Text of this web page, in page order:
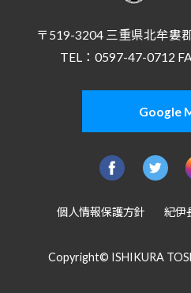
〒519-3204 三重県北牟婁
TEL：0597-47-0712
Google
個人情報保護方針 紀伊
Copyright© ISHIKURA